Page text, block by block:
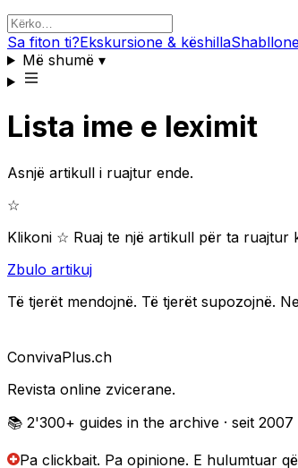
Sa fiton ti?Ekskursione & këshilla
Më shumë▾
Lista ime e leximit
Asnjë artikull i ruajtur ende.
☆
Klikoni ☆ Ruaj te një artikull për ta ruajtur
Zbulo artikuj
Të tjerët mendojnë. Të tjerët supozojnë.
ConvivaPlus.ch
Revista online zvicerane.
📚 2'300+ guides in the archive · seit 2007
Pa clickbait. Pa opinione. E hulumtuar